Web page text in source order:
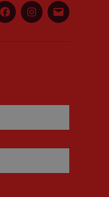
FacebookInstagram
E-